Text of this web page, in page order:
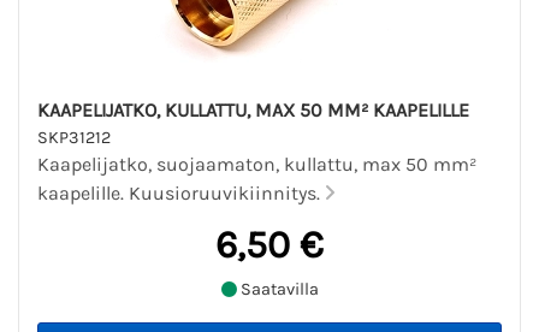
KAAPELIJATKO, KULLATTU, MAX 50 MM² KAAPELILLE
SKP31212
Kaapelijatko, suojaamaton, kullattu, max 50 mm²
kaapelille. Kuusioruuvikiinnitys.
6,50 €
Saatavilla